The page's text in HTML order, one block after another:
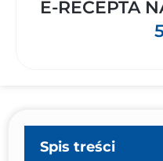
E-RECEPTA
Spis treści